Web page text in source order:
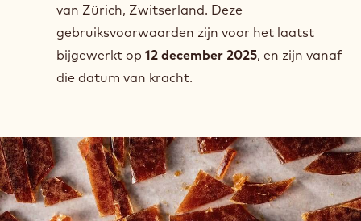
van Zürich, Zwitserland. Deze
gebruiksvoorwaarden zijn voor het laatst
bijgewerkt op 12 december 2025, en zijn vanaf
die datum van kracht.